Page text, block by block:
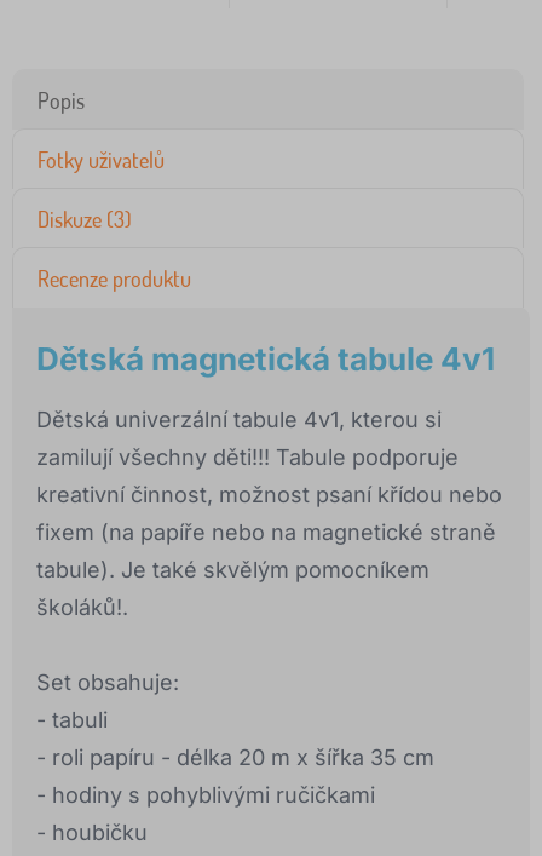
Popis
Fotky uživatelů
Diskuze (3)
Recenze produktu
Dětská magnetická tabule 4v1
Dětská univerzální tabule 4v1, kterou si
zamilují všechny děti!!! Tabule podporuje
kreativní činnost, možnost psaní křídou nebo
fixem (na papíře nebo na magnetické straně
tabule). Je také skvělým pomocníkem
školáků!.
Set obsahuje:
- tabuli
- roli papíru - délka 20 m x šířka 35 cm
- hodiny s pohyblivými ručičkami
- houbičku